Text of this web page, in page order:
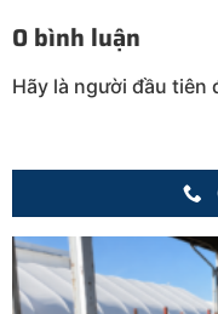
0 bình luận
Hãy là người đầu tiên